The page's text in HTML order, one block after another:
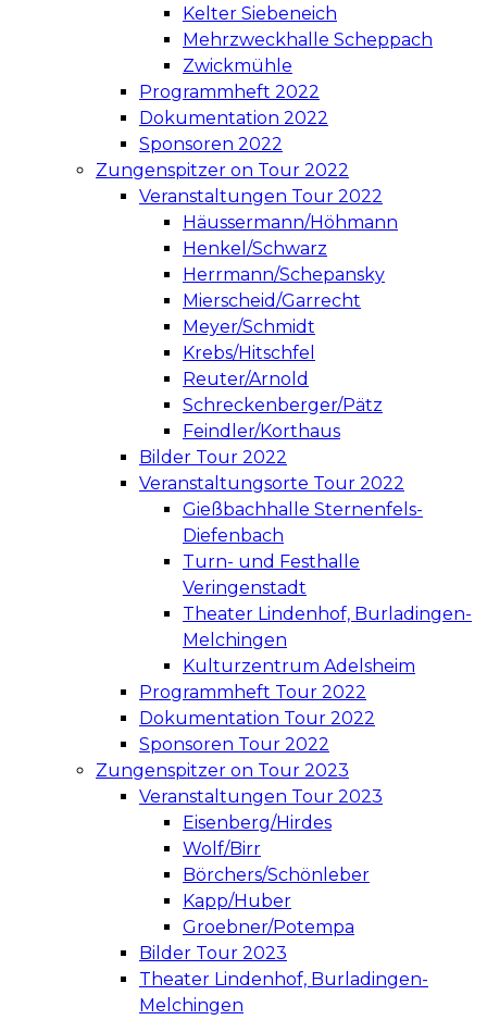
Kelter Siebeneich
Mehrzweckhalle Scheppach
Zwickmühle
Programmheft 2022
Dokumentation 2022
Sponsoren 2022
Zungenspitzer on Tour 2022
Veranstaltungen Tour 2022
Häussermann/Höhmann
Henkel/Schwarz
Herrmann/Schepansky
Mierscheid/Garrecht
Meyer/Schmidt
Krebs/Hitschfel
Reuter/Arnold
Schreckenberger/Pätz
Feindler/Korthaus
Bilder Tour 2022
Veranstaltungsorte Tour 2022
Gießbachhalle Sternenfels-
Diefenbach
Turn- und Festhalle
Veringenstadt
Theater Lindenhof, Burladingen-
Melchingen
Kulturzentrum Adelsheim
Programmheft Tour 2022
Dokumentation Tour 2022
Sponsoren Tour 2022
Zungenspitzer on Tour 2023
Veranstaltungen Tour 2023
Eisenberg/Hirdes
Wolf/Birr
Börchers/Schönleber
Kapp/Huber
Groebner/Potempa
Bilder Tour 2023
Theater Lindenhof, Burladingen-
Melchingen